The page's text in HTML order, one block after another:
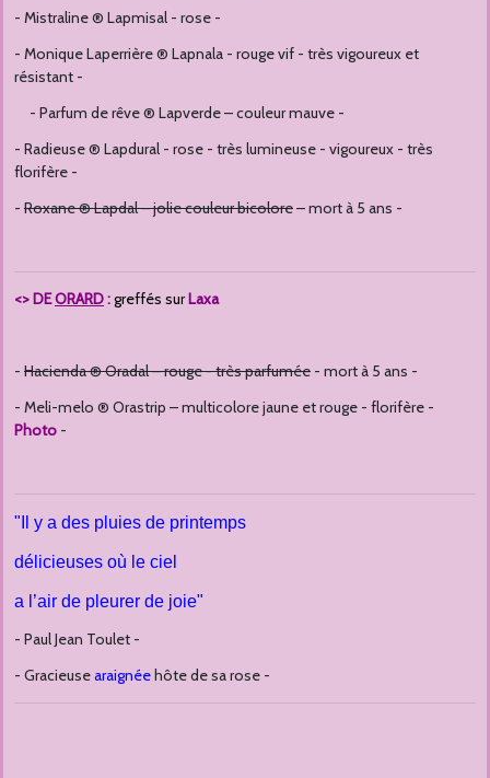
- Mistraline ® Lapmisal - rose -
- Monique Laperrière ® Lapnala - rouge vif - très vigoureux et
résistant -
- Parfum de rêve ® Lapverde – couleur mauve -
- Radieuse ® Lapdural - rose - très lumineuse - vigoureux - très
florifère -
- Roxane ® Lapdal – jolie couleur bicolore– mort à 5 ans -
<> DEORARD:greffés surLaxa
- Hacienda ® Oradal – rouge - très parfumée - mort à 5 ans -
- Meli-melo ® Orastrip – multicolore jaune et rouge - florifère -
Photo -
"Il y a des pluies de printemps
délicieuses où le ciel
a l’air de pleurer de joie"
- Paul Jean Toulet -
- Gracieusearaignéehôte de sa rose -